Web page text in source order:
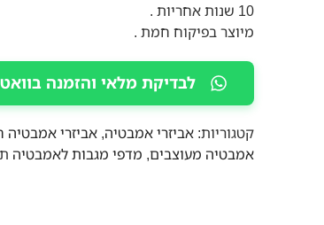
10 שנות אחריות .
מיוצר בפיקוח חמת .
לבדיקת מלאי והזמנה
קטגוריות: אביזרי אמבטיה, אביזרי
אמבטיה מעוצבים, מדפי מגבות לאמבטיה